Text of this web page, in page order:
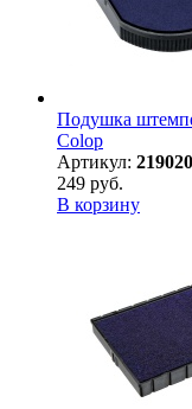
Подушка
Colop
Артикул: 219020
249 руб.
В корзину